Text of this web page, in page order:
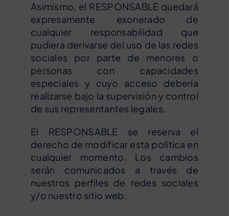
Asimismo, el RESPONSABLE quedará
expresamente exonerado de
cualquier responsabilidad que
pudiera derivarse del uso de las redes
sociales por parte de menores o
personas con capacidades
especiales y cuyo acceso debería
realizarse bajo la supervisión y control
de sus representantes legales.
El RESPONSABLE se reserva el
derecho de modificar esta política en
cualquier momento. Los cambios
serán comunicados a través de
nuestros perfiles de redes sociales
y/o nuestro sitio web.